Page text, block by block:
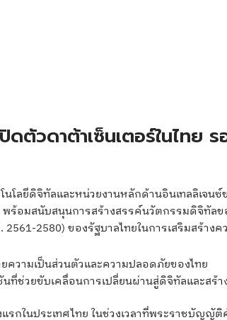
ดตัวดาต้าเซ็นเตอร์ในไทย
นโลยีดิจิทัลและหน่วยงานหลักด้านอินเทลลิเจน
พร้อมสนับสนุนการสร้างสรรค์นวัตกรรมดิจิทัล
2580) ของรัฐบาลไทยในการเสริมสร้าง
ความเป็นส่วนตัวและความปลอดภัยของไทย
ที่ช่วยขับเคลื่อนการเปลี่ยนผ่านสู่ดิจิทัลและสร้
รกในประเทศไทย ในช่วงเวลาที่พระราชบัญญั